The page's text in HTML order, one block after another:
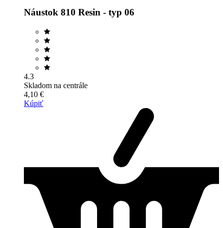
Náustok 810 Resin - typ 06
4.3
Skladom na centrále
4,10 €
Kúpiť